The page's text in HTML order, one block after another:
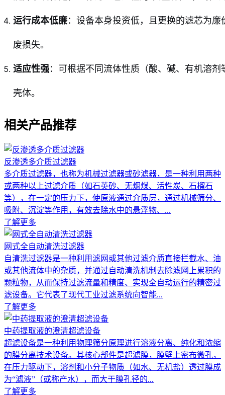
运行成本低廉：设备本身投资低，且更换的滤芯为
废损失。
适应性强：可根据不同流体性质（酸、碱、有机溶
壳体。
相关产品推荐
反渗透多介质过滤器
多介质过滤器，也称为机械过滤器或砂滤器，是一种利用两种
或两种以上过滤介质（如石英砂、无烟煤、活性炭、石榴石
等），在一定的压力下，使原液通过介质层，通过机械筛分、
吸附、沉淀等作用，有效去除水中的悬浮物、...
了解更多
网式全自动清洗过滤器
自清洗过滤器是一种利用滤网或其他过滤介质直接拦截水、油
或其他流体中的杂质，并通过自动清洗机制去除滤网上累积的
颗粒物，从而保持过滤流量和精度、实现全自动运行的精密过
滤设备。它代表了现代工业过滤系统向智能...
了解更多
中药提取液的澄清超滤设备
超滤设备是一种利用物理筛分原理进行溶液分离、纯化和浓缩
的膜分离技术设备。其核心部件是超滤膜，膜壁上密布微孔，
在压力驱动下，溶剂和小分子物质（如水、无机盐）透过膜成
为“滤液”（或称产水），而大于膜孔径的...
了解更多